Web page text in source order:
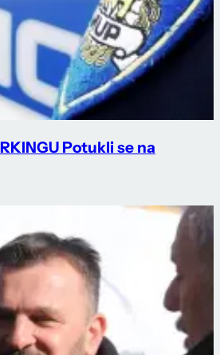
Potukli se na